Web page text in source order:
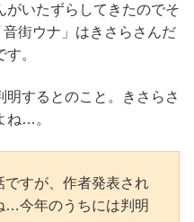
がいたずらしてきたのでそ
街ウナ」はきさらさんだ
。
明するとのこと。きさらさ
ね…。
すが、作者発表され
…今年のうちには判明